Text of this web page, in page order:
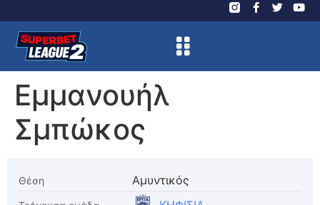
Εμμανουήλ
Σμπώκος
Θέση Αμυντικός